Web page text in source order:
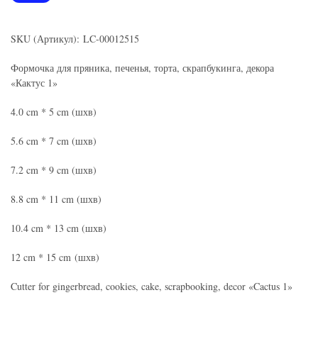
SKU (Артикул): LC-00012515
Формочка для пряника, печенья, торта, скрапбукинга, декора
«Кактус 1»
4.0 cm * 5 cm (шхв)
5.6 cm * 7 cm (шхв)
7.2 cm * 9 cm (шхв)
8.8 cm * 11 cm (шхв)
10.4 cm * 13 cm (шхв)
12 cm * 15 cm (шхв)
Cutter for gingerbread, cookies, cake, scrapbooking, decor «Cactus 1»